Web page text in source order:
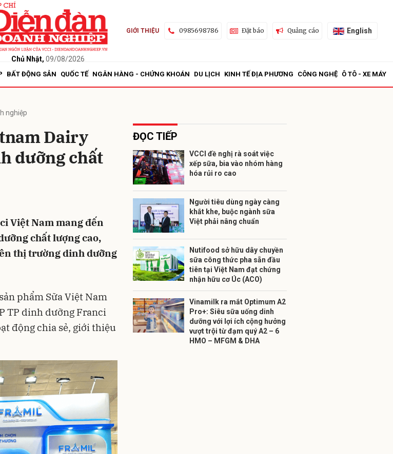
Chủ Nhật, 09/08/2026
GIỚI THIỆU 0985698786 Đặt báo Quảng cáo English
BẤT ĐỘNG SẢN QUỐC TẾ NGÂN HÀNG - CHỨNG KHOÁN DU LỊCH KINH TẾ ĐỊA PHƯƠNG CÔNG NGHỆ Ô TÔ - XE MÁY
nghiệp
Dairy
dưỡng chất
Việt Nam mang đến
chất lượng cao,
thị trường dinh dưỡng
phẩm Sữa Việt Nam
TP dinh dưỡng Franci
động chia sẻ, giới thiệu
ĐỌC TIẾP
VCCI đề nghị rà soát việc
xếp sữa, bia vào nhóm hàng
hóa rủi ro cao
Người tiêu dùng ngày càng
khắt khe, buộc ngành sữa
Việt phải nâng chuẩn
Nutifood sở hữu dây chuyền
sữa công thức pha sẵn đầu
tiên tại Việt Nam đạt chứng
nhận hữu cơ Úc (ACO)
Vinamilk ra mắt Optimum A2
Pro+: Siêu sữa uống dinh
dưỡng với lợi ích cộng hưởng
vượt trội từ đạm quý A2 – 6
HMO – MFGM & DHA
Gửi